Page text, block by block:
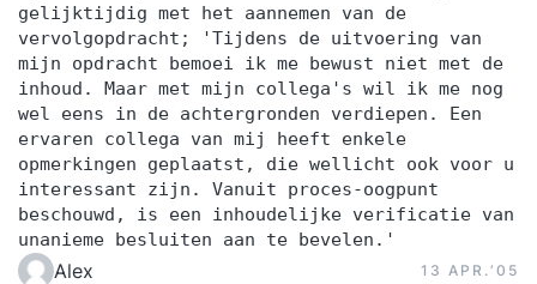
gelijktijdig met het aannemen van de
vervolgopdracht; 'Tijdens de uitvoering van
mijn opdracht bemoei ik me bewust niet met de
inhoud. Maar met mijn collega's wil ik me nog
wel eens in de achtergronden verdiepen. Een
ervaren collega van mij heeft enkele
opmerkingen geplaatst, die wellicht ook voor u
interessant zijn. Vanuit proces-oogpunt
beschouwd, is een inhoudelijke verificatie van
unanieme besluiten aan te bevelen.'
Alex 13 APR.‘05